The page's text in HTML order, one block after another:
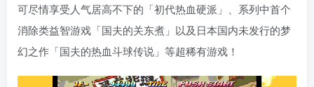
可尽情享受人气居高不下的「初代热血硬派」、系列中首个
消除类益智游戏「国夫的关东煮」以及日本国内未发行的梦
幻之作「国夫的热血斗球传说」等超稀有游戏！